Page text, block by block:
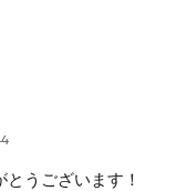
うございます！